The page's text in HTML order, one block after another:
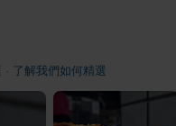
了解我們如何精選